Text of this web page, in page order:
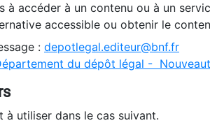
à accéder à un contenu ou à un
accessible ou obtenir le
: depotlegal.editeur@bnf.fr
du dépôt légal -
à utiliser dans le cas suivant.